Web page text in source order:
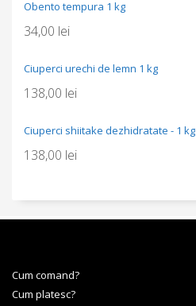
Obento tempura 1 kg
34,00 lei
Ciuperci urechi de lemn 1 kg
138,00 lei
Ciuperci shiitake dezhidratate - 1 kg
138,00 lei
Cum comand?
Cum platesc?